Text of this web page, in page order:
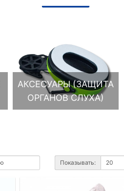
АКСЕСУАРЫ (ЗАЩИТА
ОРГАНОВ СЛУХА)
Показывать: